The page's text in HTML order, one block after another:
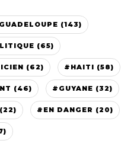
(143)
(65)
(62) #HAITI (58)
(46) #GUYANE (32)
#EN DANGER (20)